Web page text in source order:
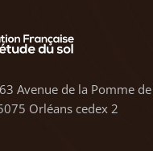
Avenue de la Pomme de
Orléans cedex 2